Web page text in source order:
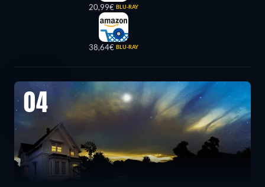
20,99€ BLU-RAY
38,64€ BLU-RAY
04